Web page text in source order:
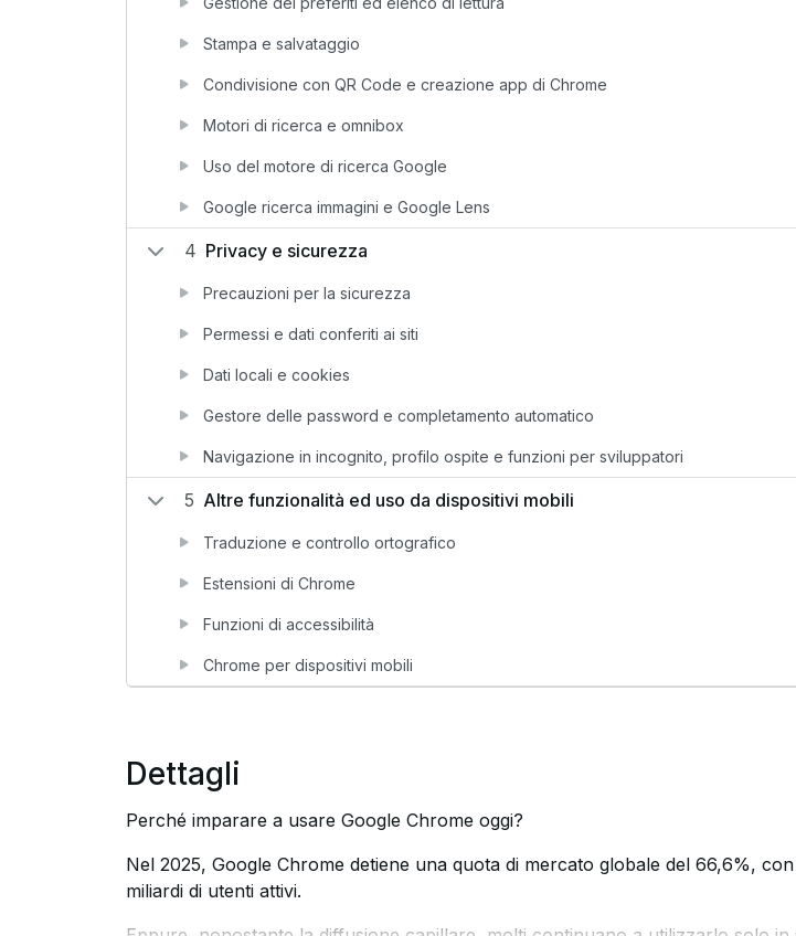
Stampa e salvataggio
Condivisione con QR Code e creazione app di Chrome
Motori di ricerca e omnibox
Uso del motore di ricerca Google
Google ricerca immagini e Google Lens
4 Privacy e sicurezza
Precauzioni per la sicurezza
Permessi e dati conferiti ai siti
Dati locali e cookies
Gestore delle password e completamento automatico
Navigazione in incognito, profilo ospite e funzioni per sviluppatori
5 Altre funzionalità ed uso da dispositivi mobili
Traduzione e controllo ortografico
Estensioni di Chrome
Funzioni di accessibilità
Chrome per dispositivi mobili
Dettagli
Perché imparare a usare Google Chrome oggi?
Nel 2025, Google Chrome detiene una quota di mercato globale del 66,6%,
miliardi di utenti attivi.